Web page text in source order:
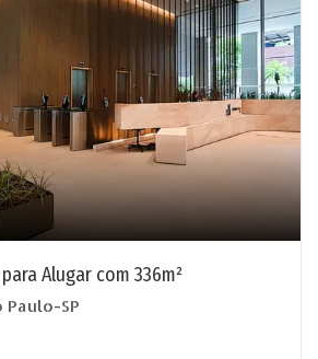
Alugar com 336m²
Paulo-SP